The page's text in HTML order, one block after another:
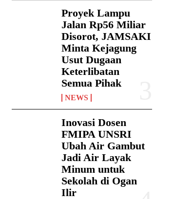
Proyek Lampu
Jalan Rp56 Miliar
Disorot, JAMSAKI
Minta Kejagung
Usut Dugaan
Keterlibatan
Semua Pihak
NEWS
Inovasi Dosen
FMIPA UNSRI
Ubah Air Gambut
Jadi Air Layak
Minum untuk
Sekolah di Ogan
Ilir